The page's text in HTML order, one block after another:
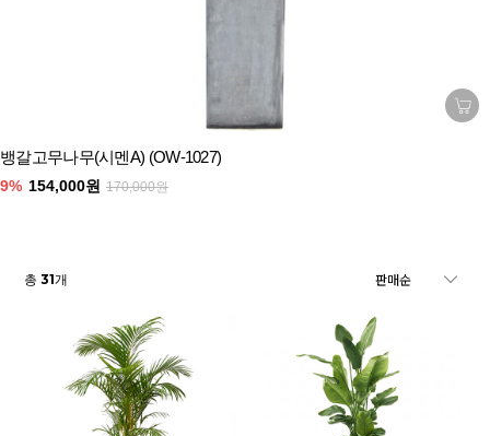
뱅갈고무나무(시멘A) (OW-1027)
9% 154,000원 170,000원
총31개